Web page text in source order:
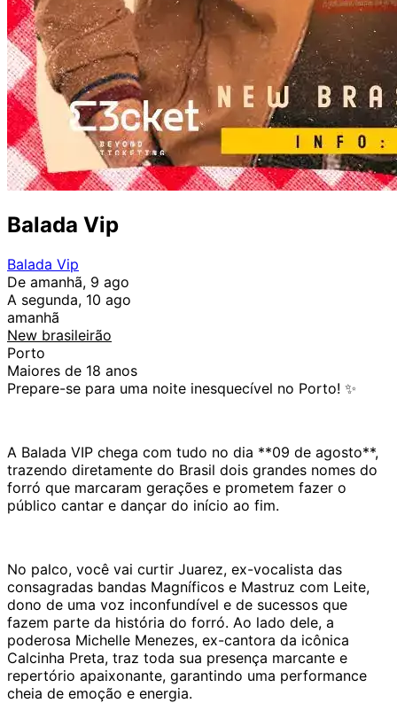
Balada Vip
Balada Vip
De amanhã, 9 ago
A segunda, 10 ago
amanhã
New brasileirão
Porto
Maiores de 18 anos
Prepare-se para uma noite inesquecível no Porto! ✨
A Balada VIP chega com tudo no dia **09 de agosto**,
trazendo diretamente do Brasil dois grandes nomes do
forró que marcaram gerações e prometem fazer o
público cantar e dançar do início ao fim.
No palco, você vai curtir Juarez, ex-vocalista das
consagradas bandas Magníficos e Mastruz com Leite,
dono de uma voz inconfundível e de sucessos que
fazem parte da história do forró. Ao lado dele, a
poderosa Michelle Menezes, ex-cantora da icônica
Calcinha Preta, traz toda sua presença marcante e
repertório apaixonante, garantindo uma performance
cheia de emoção e energia.